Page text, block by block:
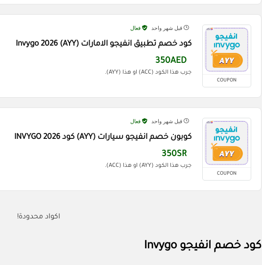
COUPON
قبل شهر واحد فعال
كود خصم تطبيق انفيجو الامارات (AYY) Invygo 2026
350AED
جرب هذا الكود (ACC) او هذا (AYY).
COUPON
قبل شهر واحد فعال
كوبون خصم انفيجو سيارات (AYY) كود INVYGO 2026
350SR
جرب هذا الكود (AYY) او هذا (ACC).
اكواد محدودة!
كود خصم انفيجو Invygo